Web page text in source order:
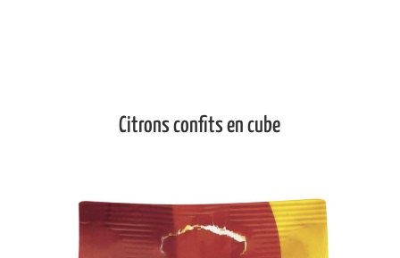
Citrons confits en cube